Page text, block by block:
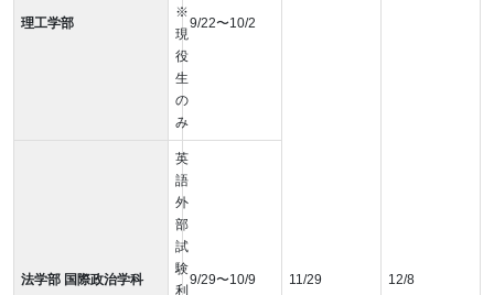
理工学部
※
現
役
生
の
み
9/22〜10/2
11/29 12/8
法学部 国際政治学科
英
語
外
部
試
験
利
9/29〜10/9